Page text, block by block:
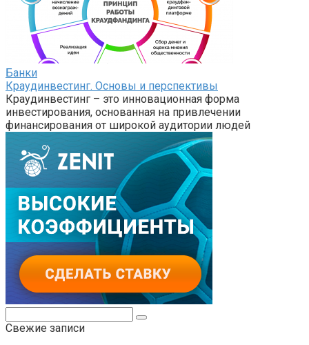
Банки
Краудинвестинг. Основы и перспективы
Краудинвестинг – это инновационная форма
инвестирования, основанная на привлечении
финансирования от широкой аудитории людей
Свежие записи